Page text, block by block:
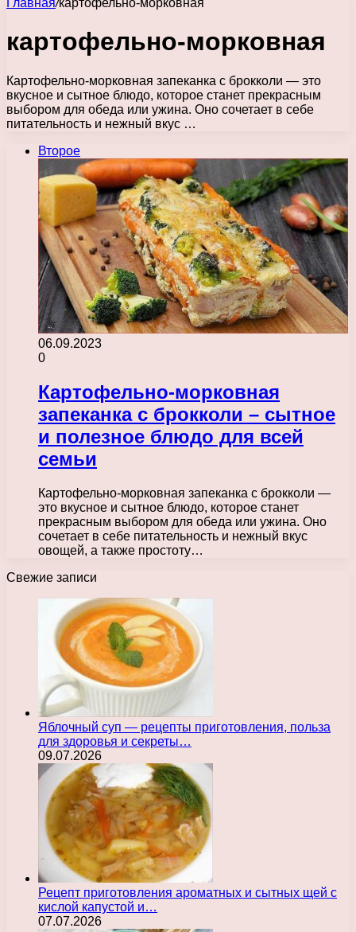
Главная/картофельно-морковная
картофельно-морковная
Картофельно-морковная запеканка с брокколи — это
вкусное и сытное блюдо, которое станет прекрасным
выбором для обеда или ужина. Оно сочетает в себе
питательность и нежный вкус …
Второе
06.09.2023
0
Картофельно-морковная
запеканка с брокколи – сытное
и полезное блюдо для всей
семьи
Картофельно-морковная запеканка с брокколи —
это вкусное и сытное блюдо, которое станет
прекрасным выбором для обеда или ужина. Оно
сочетает в себе питательность и нежный вкус
овощей, а также простоту…
Свежие записи
Яблочный суп — рецепты приготовления, польза
для здоровья и секреты…
09.07.2026
Рецепт приготовления ароматных и сытных щей с
кислой капустой и…
07.07.2026